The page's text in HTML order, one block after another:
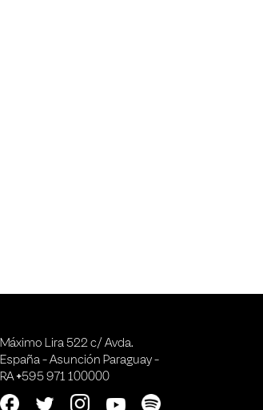
Máximo Lira 522 c/ Avda.
España - Asunción Paraguay -
RA +595 971 100000